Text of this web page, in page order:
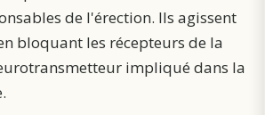
de l'érection. Ils agissent
bloquant les récepteurs de la
impliqué dans la